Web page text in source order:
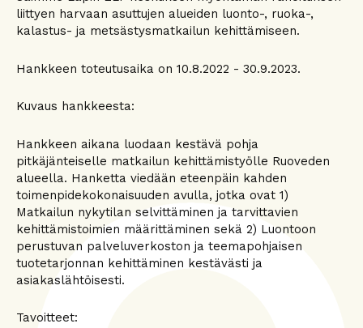
liittyen harvaan asuttujen alueiden luonto-, ruoka-,
kalastus- ja metsästysmatkailun kehittämiseen.
Hankkeen toteutusaika on 10.8.2022 - 30.9.2023.
Kuvaus hankkeesta:
Hankkeen aikana luodaan kestävä pohja
pitkäjänteiselle matkailun kehittämistyölle Ruoveden
alueella. Hanketta viedään eteenpäin kahden
toimenpidekokonaisuuden avulla, jotka ovat 1)
Matkailun nykytilan selvittäminen ja tarvittavien
kehittämistoimien määrittäminen sekä 2) Luontoon
perustuvan palveluverkoston ja teemapohjaisen
tuotetarjonnan kehittäminen kestävästi ja
asiakaslähtöisesti.
Tavoitteet: